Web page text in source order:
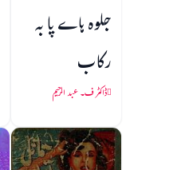
جلوہ ہاے پا به
رکاب
ڈاکٹر ف۔ عبد الرحیم